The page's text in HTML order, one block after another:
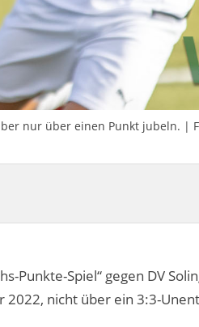
nur über einen Punkt jubeln. |
Punkte-Spiel“ gegen DV
2022, nicht über ein 3:3-